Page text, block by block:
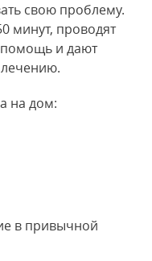
свою проблему.
минут, проводят
помощь и дают
на дом:
в привычной